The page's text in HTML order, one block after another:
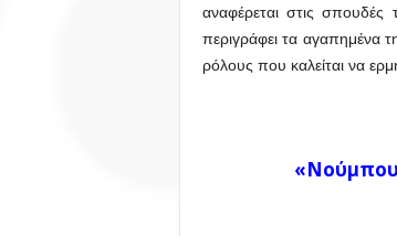
αναφέρεται στις σπουδές
περιγράφει τα αγαπημένα
ρόλους που καλείται να